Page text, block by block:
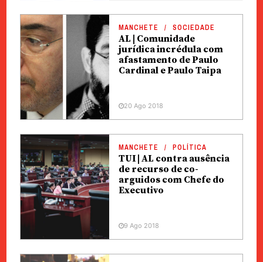
MANCHETE SOCIEDADE
AL | Comunidade
jurídica incrédula com
afastamento de Paulo
Cardinal e Paulo Taipa
20 Ago 2018
MANCHETE POLÍTICA
TUI | AL contra ausência
de recurso de co-
arguidos com Chefe do
Executivo
9 Ago 2018